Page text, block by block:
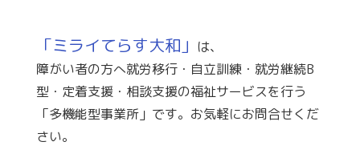
「ミライてらす大和」 は、
障がい者の方へ就労移行・自立訓練・就労継続B
型・定着支援・相談支援の福祉サービスを行う
「多機能型事業所」です。お気軽にお問合せくだ
さい。